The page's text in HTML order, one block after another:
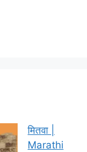
मितवा |
Marathi